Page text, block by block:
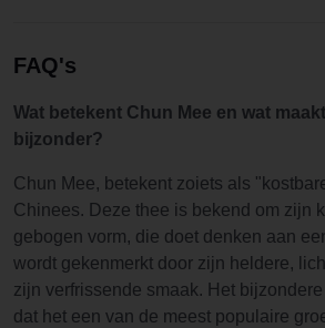
FAQ's
Wat betekent Chun Mee en wat
bijzonder?
Chun Mee, betekent zoiets als
Chinees. Deze thee is bekend om zijn
gebogen vorm, die doet denken aan
wordt gekenmerkt door zijn heldere,
zijn verfrissende smaak. Het
dat het een van de meest populaire